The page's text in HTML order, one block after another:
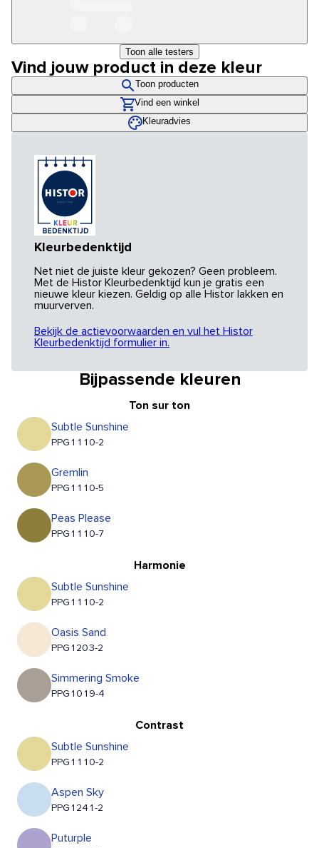
Toon alle testers
Vind jouw product in deze kleur
Toon producten
Vind een winkel
Kleuradvies
Kleurbedenktijd
Net niet de juiste kleur gekozen? Geen probleem.
Met de Histor Kleurbedenktijd kun je gratis een
nieuwe kleur kiezen. Geldig op alle Histor lakken en
muurverven.
Bekijk de actievoorwaarden en vul het Histor
Kleurbedenktijd formulier in.
Bijpassende kleuren
Ton sur ton
Subtle Sunshine
PPG1110-2
Gremlin
PPG1110-5
Peas Please
PPG1110-7
Harmonie
Subtle Sunshine
PPG1110-2
Oasis Sand
PPG1203-2
Simmering Smoke
PPG1019-4
Contrast
Subtle Sunshine
PPG1110-2
Aspen Sky
PPG1241-2
Puturple